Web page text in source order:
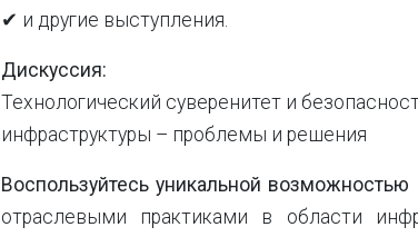
✔ и другие выступления.
Дискуссия:
Технологический суверенитет и
инфраструктуры – проблемы и решения
Воспользуйтесь уникальной возможностью
отраслевыми практиками в области